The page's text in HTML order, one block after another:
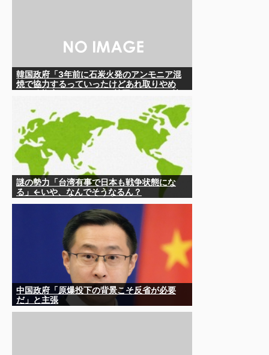
韓国政府「3年前に石炭火発のアンモニア混
焼で協力するっていったけどあれ取りやめ
力ができない理由、これなんですよね
謎の勢力「台湾有事で日本も戦争状態にな
る」←いや、なんでそうなるん？
中国政府「原爆投下の背景こそ反省が必要
だ」と主張